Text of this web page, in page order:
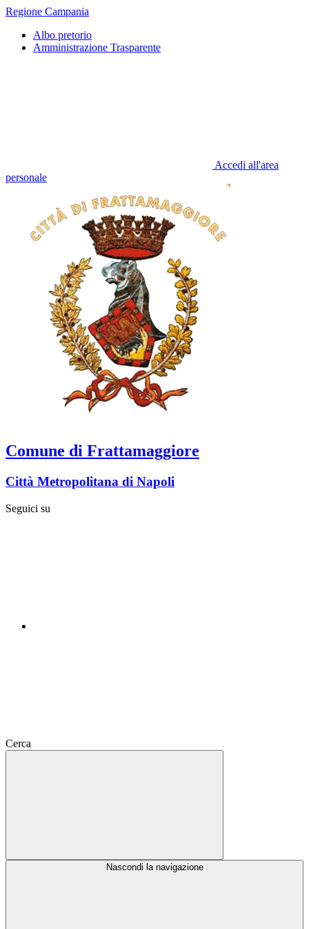
Regione Campania
Albo pretorio
Amministrazione Trasparente
Accedi all'area
personale
Comune di Frattamaggiore
Città Metropolitana di Napoli
Seguici su
Cerca
Nascondi la navigazione